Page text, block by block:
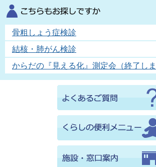
骨粗しょう症検診
結核・肺がん検診
からだの『見える化』測定会（終了しま